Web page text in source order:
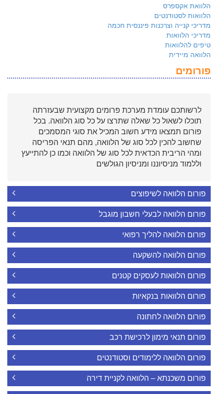
הלוואת אקספרס
הלוואות לסטודנטים
מדריכי קנייה וצרכנות פיננסית חכמה
מדריכי הלוואות
טיפים להלוואות
הלוואה מיידית
פורומים
לרשותכם עומדת מערכת פרומים מקצועית שבעזרתה
תוכלו לשאול כל שאלה שתרצו על כל סוג הלוואה. בכל
פורום תמצאו מידע חשוב המכיל את סוגי המסמכים
שחשוב להכין לכל סוג של הלוואה, מהם תנאי הפריסה
ומהי הריבית הכדאית לכל סוג של הלוואה וכמו כן להתייעץ
וללמוד מניסיוננו ומניסיון הגולשים
פורום הלוואה לשיפוצים
פורום הלוואה לבעלי חשבון מוגבל
פורום הלוואה להליך רפואי
פורום הלוואה להשקעה
פורום הלוואות לעסקים קטנים
פורום הלוואות בנקאיות
פורום הלוואה לחתונה
פורום תנאי מימון לרכישת רכב
פורום הלוואה ללימודים וסטודנטים
פורום משכנתא – הלוואה לקניית דירה